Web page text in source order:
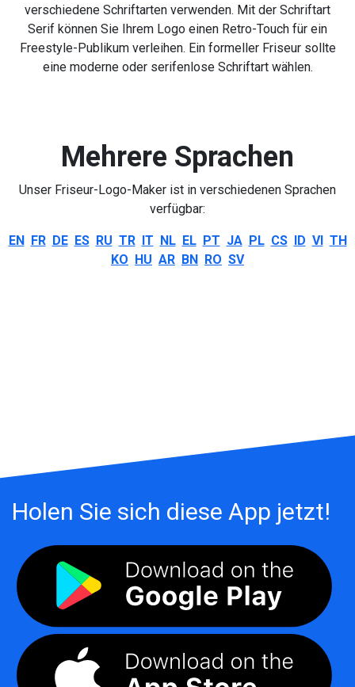
verschiedene Schriftarten verwenden. Mit der Schriftart
Serif können Sie Ihrem Logo einen Retro-Touch für ein
Freestyle-Publikum verleihen. Ein formeller Friseur sollte
eine moderne oder serifenlose Schriftart wählen.
Mehrere Sprachen
Unser Friseur-Logo-Maker ist in verschiedenen Sprachen
verfügbar:
EN FR DE ES RU TR IT NL EL PT JA PL CS ID VI TH
KO HU AR BN RO SV
Holen Sie sich diese App jetzt!